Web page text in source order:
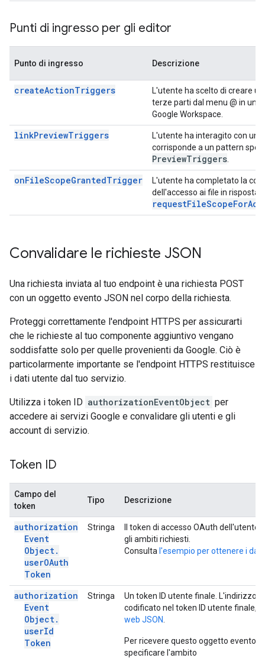
Punti di ingresso per gli editor
Punto di ingresso Descrizione
createActionTriggers
L'utente ha scelto di creare
terze parti dal menu @ in
Google Workspace.
linkPreviewTriggers
L'utente ha interagito con un
corrisponde a un pattern
PreviewTriggers
onFileScopeGrantedTrigger
L'utente ha completato la
dell'accesso ai file in risposta
Convalidare le richieste JSON
Una richiesta inviata al tuo endpoint è una richiesta POST
con un oggetto evento JSON nel corpo della richiesta.
Proteggi correttamente l'endpoint HTTPS per assicurarti
che le richieste al tuo componente aggiuntivo vengano
soddisfatte solo per quelle provenienti da Google. Ciò è
particolarmente importante se l'endpoint HTTPS restituisce
i dati utente dal tuo servizio.
Utilizza i token ID authorizationEventObject per
accedere ai servizi Google e convalidare gli utenti e gli
account di servizio.
Token ID
Campo del
token
Tipo Descrizione
authorization
Event
Object.
userOAuth
Token
Stringa
Il token di accesso OAuth
gli ambiti richiesti.
Consulta l'esempio per ottenere i
authorization
Event
Object.
userId
Token
Stringa
Un token ID utente finale. L'indirizzo
codificato nel token ID utente finale,
web JSON
Per ricevere questo oggetto evento
specificare l'ambito